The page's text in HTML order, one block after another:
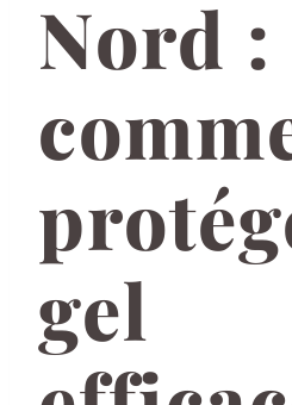
Nord :
gel